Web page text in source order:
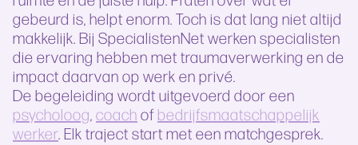
gebeurd is, helpt enorm. Toch is dat lang niet altijd
makkelijk. Bij SpecialistenNet werken specialisten
die ervaring hebben met traumaverwerking en de
impact daarvan op werk en privé.
De begeleiding wordt uitgevoerd door een
psycholoog, coach of bedrijfsmaatschappelijk
werker. Elk traject start met een matchgesprek.